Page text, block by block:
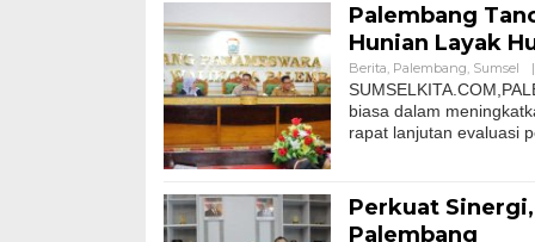
Palembang
Hunian Layak
Berita, Palembang, Sumsel |
biasa dalam
rapat lanjutan evaluasi
Perkuat
Palembang